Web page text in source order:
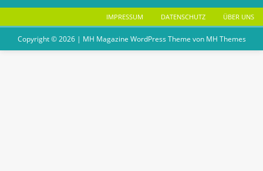
IMPRESSUM DATENSCHUTZ ÜBER UNS
Copyright © 2026 | MH Magazine WordPress Theme von MH Themes